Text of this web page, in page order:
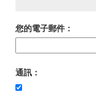
您的電子郵件：
通訊：